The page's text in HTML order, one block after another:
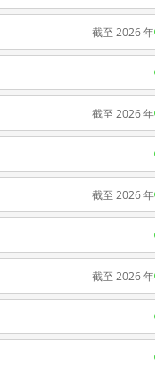
截至 2026 年
截至 2026 年
截至 2026 年
截至 2026 年